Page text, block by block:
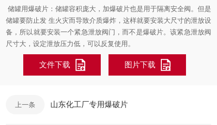
储罐用爆破片：储罐容积庞大，加爆破片也是用于隔离安全阀。但是
储罐要防止发 生火灾而导致介质爆炸，这样就要安装大尺寸的泄放设
备，所以就要安装一个紧急泄放阀门，而不是爆破片。该紧急泄放阀
尺寸大，设定泄放压力低，可以反复使用。
文件下载 图片下载
上一条 山东化工厂专用爆破片